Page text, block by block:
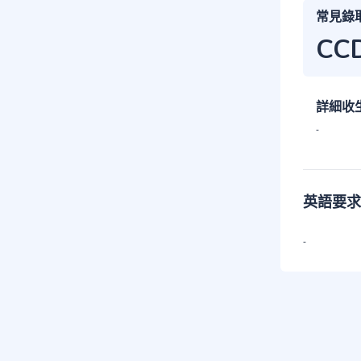
常見錄
詳細收
-
英語要求
-